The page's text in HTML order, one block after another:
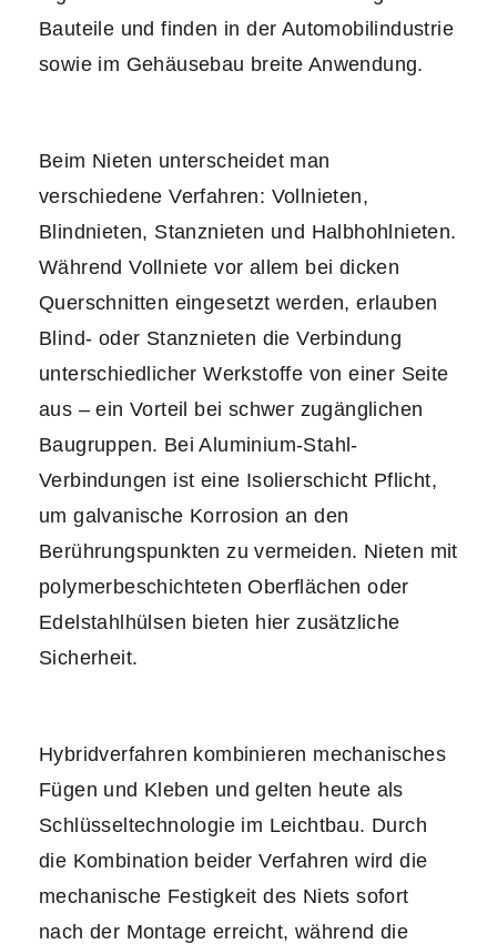
Bauteile und finden in der Automobilindustrie
sowie im Gehäusebau breite Anwendung.
Beim Nieten unterscheidet man
verschiedene Verfahren: Vollnieten,
Blindnieten, Stanznieten und Halbhohlnieten.
Während Vollniete vor allem bei dicken
Querschnitten eingesetzt werden, erlauben
Blind- oder Stanznieten die Verbindung
unterschiedlicher Werkstoffe von einer Seite
aus – ein Vorteil bei schwer zugänglichen
Baugruppen. Bei Aluminium-Stahl-
Verbindungen ist eine Isolierschicht Pflicht,
um galvanische Korrosion an den
Berührungspunkten zu vermeiden. Nieten mit
polymerbeschichteten Oberflächen oder
Edelstahlhülsen bieten hier zusätzliche
Sicherheit.
Hybridverfahren kombinieren mechanisches
Fügen und Kleben und gelten heute als
Schlüsseltechnologie im Leichtbau. Durch
die Kombination beider Verfahren wird die
mechanische Festigkeit des Niets sofort
nach der Montage erreicht, während die